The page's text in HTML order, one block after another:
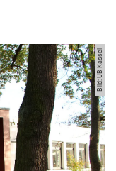
Bild: UB Kassel